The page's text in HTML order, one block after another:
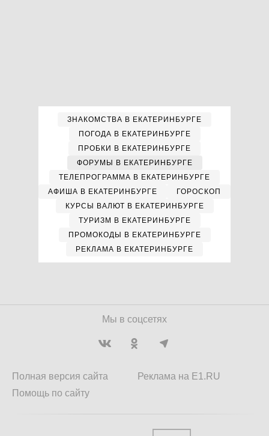
ЗНАКОМСТВА В ЕКАТЕРИНБУРГЕ
ПОГОДА В ЕКАТЕРИНБУРГЕ
ПРОБКИ В ЕКАТЕРИНБУРГЕ
ФОРУМЫ В ЕКАТЕРИНБУРГЕ
ТЕЛЕПРОГРАММА В ЕКАТЕРИНБУРГЕ
АФИША В ЕКАТЕРИНБУРГЕ
ГОРОСКОП
КУРСЫ ВАЛЮТ В ЕКАТЕРИНБУРГЕ
ТУРИЗМ В ЕКАТЕРИНБУРГЕ
ПРОМОКОДЫ В ЕКАТЕРИНБУРГЕ
РЕКЛАМА В ЕКАТЕРИНБУРГЕ
Мы в соцсетях
Полная версия сайта
Помощь по сайту
Реклама на E1.RU